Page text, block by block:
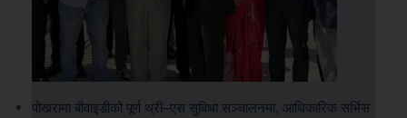
पोखरामा बीवाइडीको पूर्ण थ्री–एस सुविधा सञ्चालनमा, आधिकारिक सर्भिस